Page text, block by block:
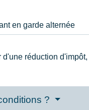
en garde alternée
réduction
?